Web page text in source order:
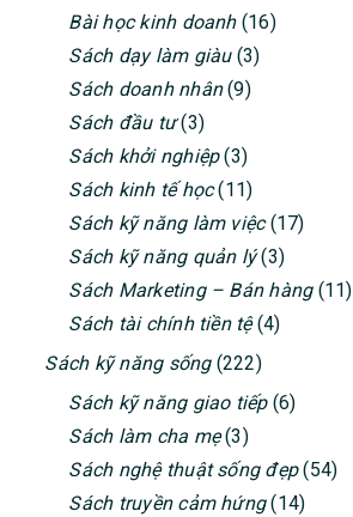
Bài học kinh doanh(16)
Sách dạy làm giàu(3)
Sách doanh nhân(9)
Sách đầu tư(3)
Sách khởi nghiệp(3)
Sách kinh tế học(11)
Sách kỹ năng làm việc(17)
Sách kỹ năng quản lý(3)
Sách Marketing – Bán hàng(11)
Sách tài chính tiền tệ(4)
Sách kỹ năng sống(222)
Sách kỹ năng giao tiếp(6)
Sách làm cha mẹ(3)
Sách nghệ thuật sống đẹp(54)
Sách truyền cảm hứng(14)